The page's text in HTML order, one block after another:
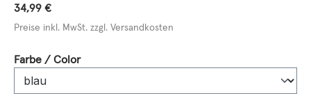
34,99 €
Preise inkl. MwSt. zzgl. Versandkosten
Farbe / Colorauswählen